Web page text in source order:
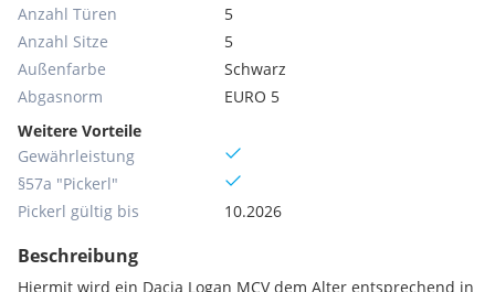
Anzahl Türen
5
Anzahl Sitze
5
Außenfarbe
Schwarz
Abgasnorm
EURO 5
Weitere Vorteile
Gewährleistung
§57a "Pickerl"
Pickerl gültig bis
10.2026
Beschreibung
Hiermit wird ein Dacia Logan MCV dem Alter entsprechend in